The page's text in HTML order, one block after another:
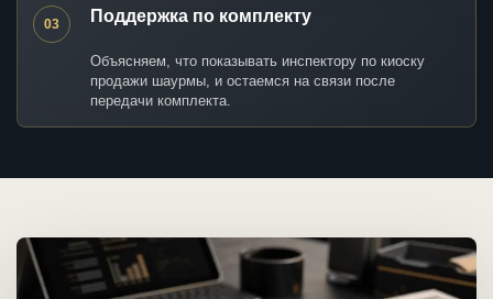
03 Поддержка по комплекту
Объясняем, что показывать инспектору по киоску
продажи шаурмы, и остаемся на связи после
передачи комплекта.